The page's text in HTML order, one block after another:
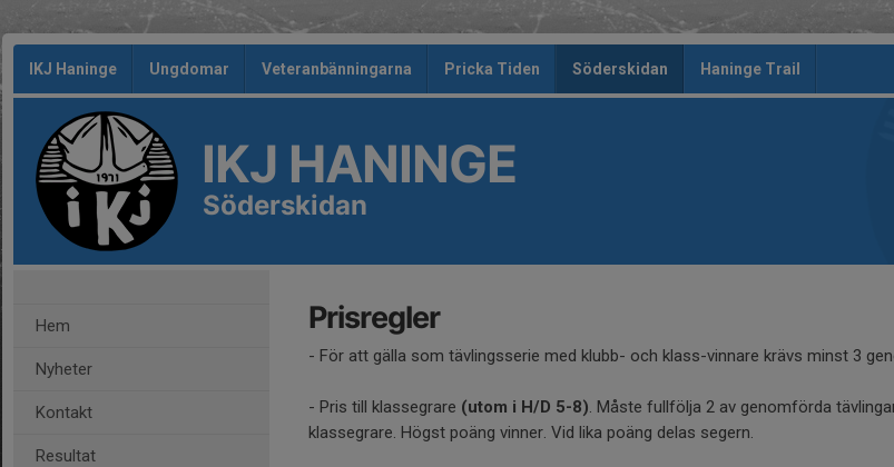
IKJ Haninge Ungdomar Veteranbänningarna Pricka Tiden Söderskidan Haninge Trail
IKJ HANINGE
Söderskidan
Hem
Nyheter
Kontakt
Resultat
Prisregler
- För att gälla som tävlingsserie med klubb- och klass-vinnare krävs minst 3
- Pris till klassegrare (utom i H/D 5-8). Måste fullfölja 2 av genomförda
klassegrare. Högst poäng vinner. Vid lika poäng delas segern.